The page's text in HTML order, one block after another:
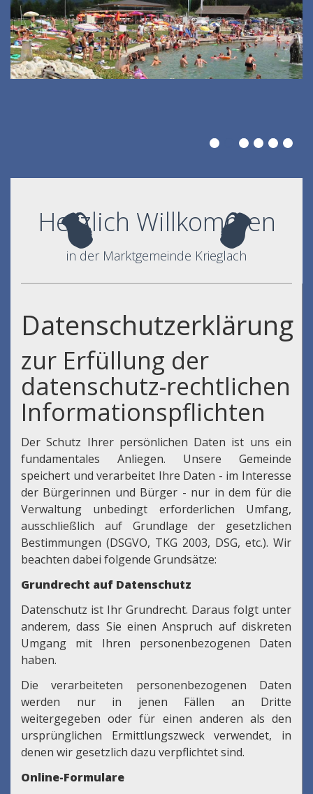
Herzlich Willkommen
in der Marktgemeinde Krieglach
Datenschutzerklärung
zur Erfüllung der
datenschutz-rechtlichen
Informationspflichten
Der Schutz Ihrer persönlichen Daten ist uns ein
fundamentales Anliegen. Unsere Gemeinde
speichert und verarbeitet Ihre Daten - im Interesse
der Bürgerinnen und Bürger - nur in dem für die
Verwaltung unbedingt erforderlichen Umfang,
ausschließlich auf Grundlage der gesetzlichen
Bestimmungen (DSGVO, TKG 2003, DSG, etc.). Wir
beachten dabei folgende Grundsätze:
Grundrecht auf Datenschutz
Datenschutz ist Ihr Grundrecht. Daraus folgt unter
anderem, dass Sie einen Anspruch auf diskreten
Umgang mit Ihren personenbezogenen Daten
haben.
Die verarbeiteten personenbezogenen Daten
werden nur in jenen Fällen an Dritte
weitergegeben oder für einen anderen als den
ursprünglichen Ermittlungszweck verwendet, in
denen wir gesetzlich dazu verpflichtet sind.
Online-Formulare